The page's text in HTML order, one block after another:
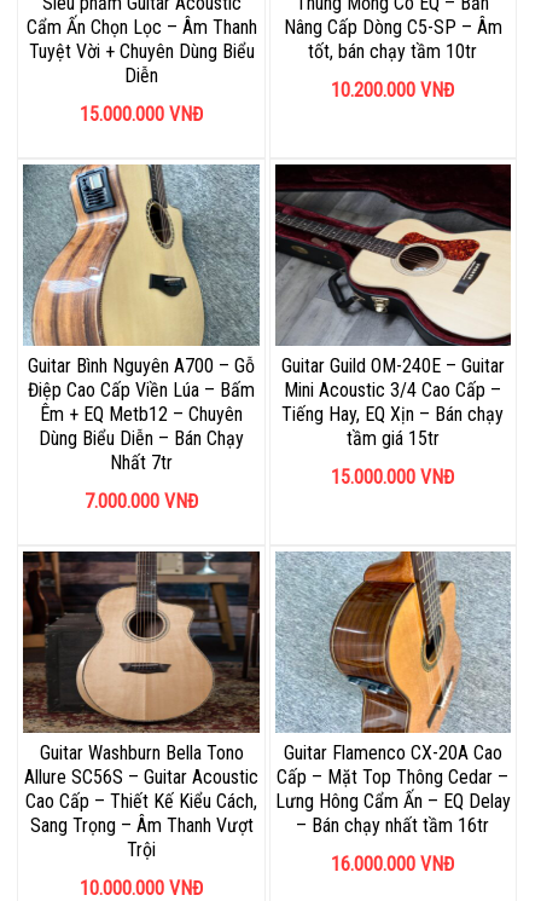
Cẩm Ấn Chọn Lọc – Âm Thanh
Tuyệt Vời + Chuyên Dùng Biểu
Diễn
15.000.000 VNĐ
Nâng Cấp Dòng C5-SP – Âm
tốt, bán chạy tầm 10tr
10.200.000 VNĐ
Guitar Bình Nguyên A700 – Gỗ
Điệp Cao Cấp Viền Lúa – Bấm
Êm + EQ Metb12 – Chuyên
Dùng Biểu Diễn – Bán Chạy
Nhất 7tr
7.000.000 VNĐ
Guitar Guild OM-240E – Guitar
Mini Acoustic 3/4 Cao Cấp –
Tiếng Hay, EQ Xịn – Bán chạy
tầm giá 15tr
15.000.000 VNĐ
Guitar Washburn Bella Tono
Allure SC56S – Guitar Acoustic
Cao Cấp – Thiết Kế Kiểu Cách,
Sang Trọng – Âm Thanh Vượt
Trội
10.000.000 VNĐ
Guitar Flamenco CX-20A Cao
Cấp – Mặt Top Thông Cedar –
Lưng Hông Cẩm Ấn – EQ Delay
– Bán chạy nhất tầm 16tr
16.000.000 VNĐ